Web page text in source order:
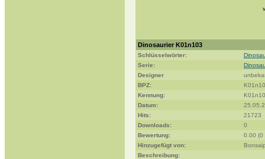
Dinosaurier K01n103
Schlüsselwörter:
Serie:
Designer
BPZ:
Kennung:
Datum:
Hits:
21723
Downloads:
0
Bewertung:
0.00 (0
Hinzugefügt von:
Beschreibung: